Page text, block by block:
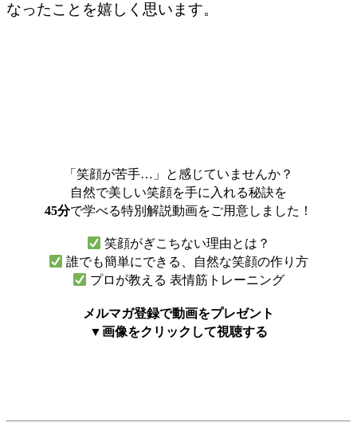
なったことを嬉しく思います。
「笑顔が苦手…」と感じていませんか？
自然で美しい笑顔を手に入れる秘訣を
45分で学べる特別解説動画をご用意しました！
笑顔がぎこちない理由とは？
誰でも簡単にできる、自然な笑顔の作り方
プロが教える 表情筋トレーニング
メルマガ登録で動画をプレゼント
▼画像をクリックして視聴する